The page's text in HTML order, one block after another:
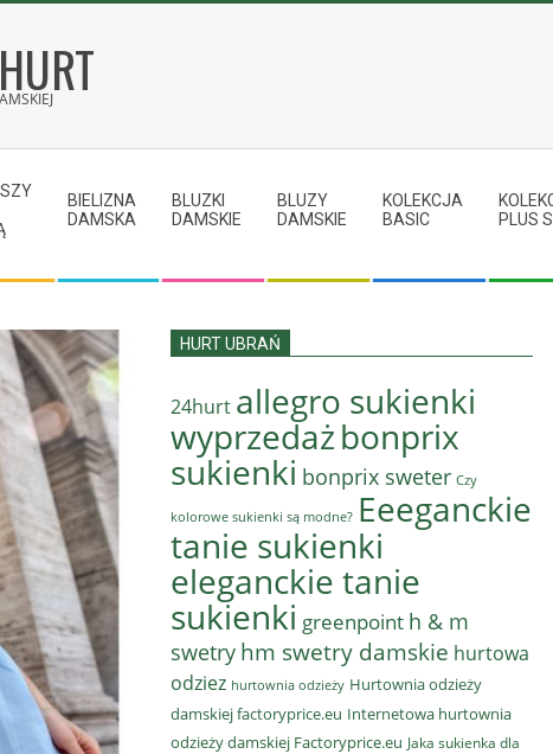
BIELIZNA
DAMSKA
BLUZKI
DAMSKIE
BLUZY
DAMSKIE
KOLEKCJA
BASIC
PLUS
HURT UBRAŃ
24hurt allegro sukienki
wyprzedażbonprix
sukienki bonprix sweter Czy
kolorowe sukienki są modne? Eeeganckie
tanie sukienki
eleganckie tanie
sukienki greenpoint h & m
swetry hm swetry damskie hurtowa
odziez hurtownia odzieży Hurtownia odzieży
damskiej factoryprice.eu Internetowa hurtownia
odzieży damskiej Factoryprice.eu Jaka sukienka dla